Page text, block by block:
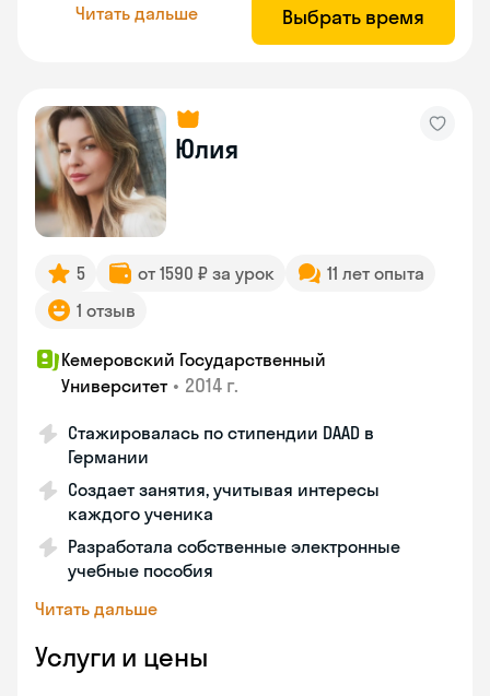
Читать дальше Выбрать время
Юлия
5 от 1590 ₽ за урок
11 лет опыта
1 отзыв
Кемеровский Государственный
Университет • 2014 г.
Стажировалась по стипендии DAAD в
Германии
Создает занятия, учитывая интересы
каждого ученика
Разработала собственные электронные
учебные пособия
Читать дальше
Услуги и цены